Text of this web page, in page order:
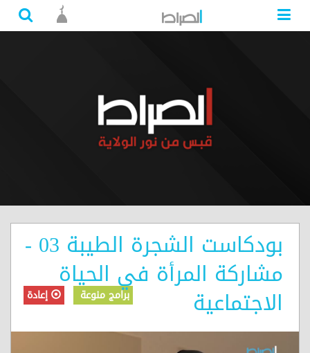
بودكاست الشجرة الطيبة 03 -
مشاركة المرأة في الحياة
الاجتماعية برامج منوعة إعادة